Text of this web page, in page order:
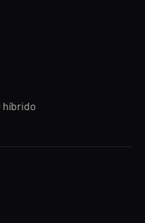
híbrido